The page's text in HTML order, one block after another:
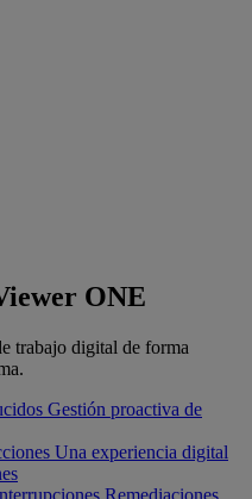
ONE
trabajo digital de forma
Gestión proactiva de
Una experiencia digital